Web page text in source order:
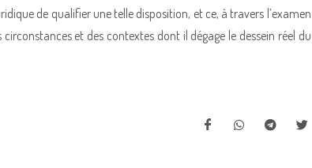
de qualifier une telle disposition, et ce, à travers l’examen
et des contextes dont il dégage le dessein réel du